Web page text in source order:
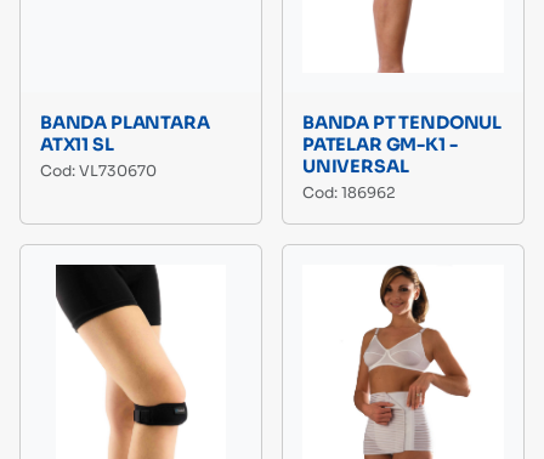
BANDA PLANTARA
ATX11 SL
Cod: VL730670
BANDA PT TENDONUL
PATELAR GM-K1 -
UNIVERSAL
Cod: 186962